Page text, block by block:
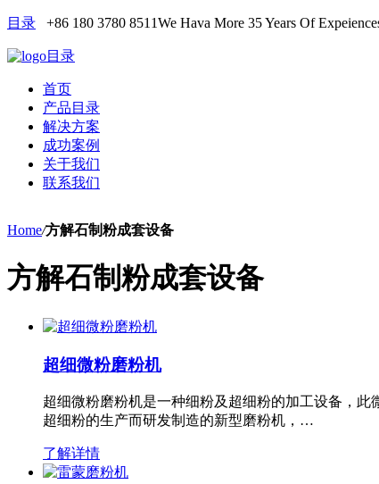
目录 +86 180 3780 8511We Hava More 35 Years Of
目录
首页
产品目录
解决方案
成功案例
关于我们
联系我们
Home/方解石制粉成套设备
方解石制粉成套设备
超细微粉磨粉机
超细微粉磨粉机是一种细粉及超细粉的加工设备，
超细粉的生产而研发制造的新型磨粉机，…
了解详情